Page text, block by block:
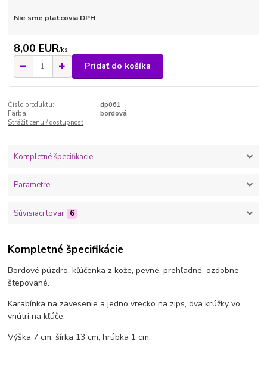
Nie sme platcovia DPH
8,00 EUR/ks
Pridať do košíka
Číslo produktu:
dp061
Farba:
bordová
Strážiť cenu / dostupnosť
Kompletné špecifikácie
Parametre
Súvisiaci tovar 6
Kompletné špecifikácie
Bordové púzdro, kľúčenka z kože, pevné, prehľadné, ozdobne
štepované.
Karabínka na zavesenie a jedno vrecko na zips, dva krúžky vo
vnútri na kľúče.
Výška 7 cm, šírka 13 cm, hrúbka 1 cm.